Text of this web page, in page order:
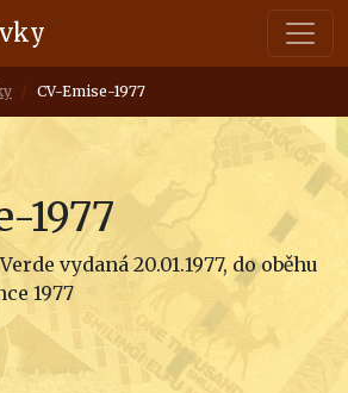
CV-Emise-1977
1977
vydaná 20.01.1977, do oběhu
1977